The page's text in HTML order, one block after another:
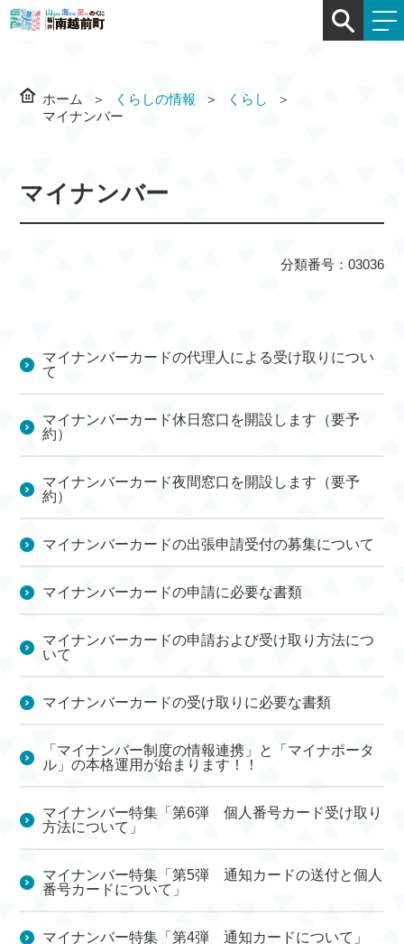
ホーム くらしの情報
くらし
マイナンバー
マイナンバー
分類番号：03036
マイナンバーカードの代理人による受け取りについ
て
マイナンバーカード休日窓口を開設します（要予
約）
マイナンバーカード夜間窓口を開設します（要予
約）
マイナンバーカードの出張申請受付の募集について
マイナンバーカードの申請に必要な書類
マイナンバーカードの申請および受け取り方法につ
いて
マイナンバーカードの受け取りに必要な書類
「マイナンバー制度の情報連携」と「マイナポータ
ル」の本格運用が始まります！！
マイナンバー特集「第6弾 個人番号カード受け取り
方法について」
マイナンバー特集「第5弾 通知カードの送付と個人
番号カードについて」
マイナンバー特集「第4弾 通知カードについて」